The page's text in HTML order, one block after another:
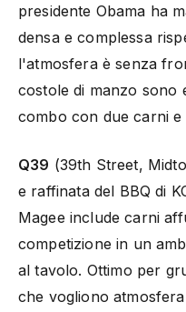
presidente Obama ha
densa e complessa
l'atmosfera è senza
costole di manzo sono
combo con due carni
Q39 (39th Street,
e raffinata del BBQ di
Magee include carni
competizione in un
al tavolo. Ottimo per
che vogliono